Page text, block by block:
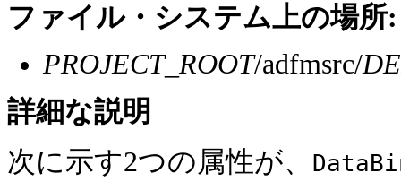
ファイル・システム上の場所:
PROJECT_ROOT/adfmsrc/
詳細な説明
次に示す2つの属性が、